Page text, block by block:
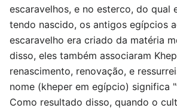
escaravelhos, e no esterco, do qual
tendo nascido, os antigos egípcios
escaravelho era criado da matéria
disso, eles também associaram
renascimento, renovação, e
nome (kheper em egípcio) significa
Como resultado disso, quando o